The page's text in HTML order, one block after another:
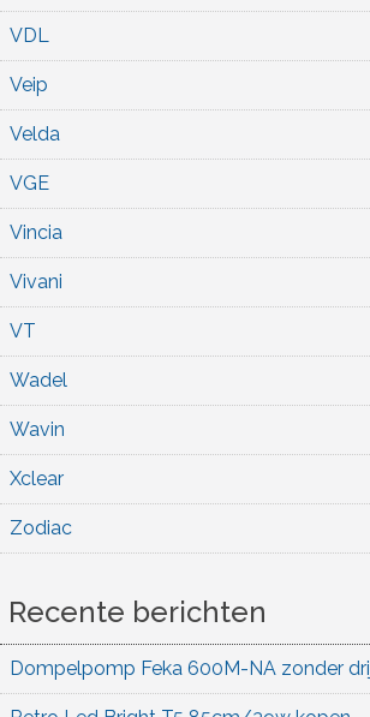
VDL
Veip
Velda
VGE
Vincia
Vivani
VT
Wadel
Wavin
Xclear
Zodiac
Recente berichten
Dompelpomp Feka 600M-NA zonder